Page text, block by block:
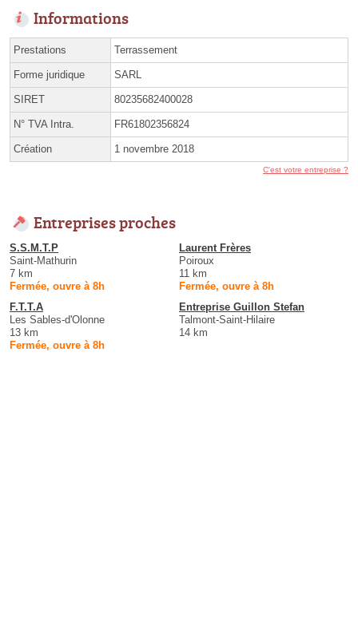
Informations
Prestations Terrassement
Forme juridique SARL
SIRET 80235682400028
N° TVA Intra. FR61802356824
Création 1 novembre 2018
C'est votre entreprise ?
Entreprises proches
S.S.M.T.P
Saint-Mathurin
7 km
Fermée, ouvre à 8h
Laurent Frères
Poiroux
11 km
Fermée, ouvre à 8h
F.T.T.A
Les Sables-d'Olonne
13 km
Fermée, ouvre à 8h
Entreprise Guillon Stefan
Talmont-Saint-Hilaire
14 km